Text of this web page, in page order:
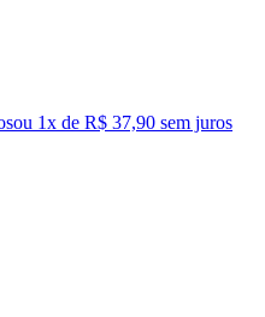
ou 1x de R$ 37,90 sem juros